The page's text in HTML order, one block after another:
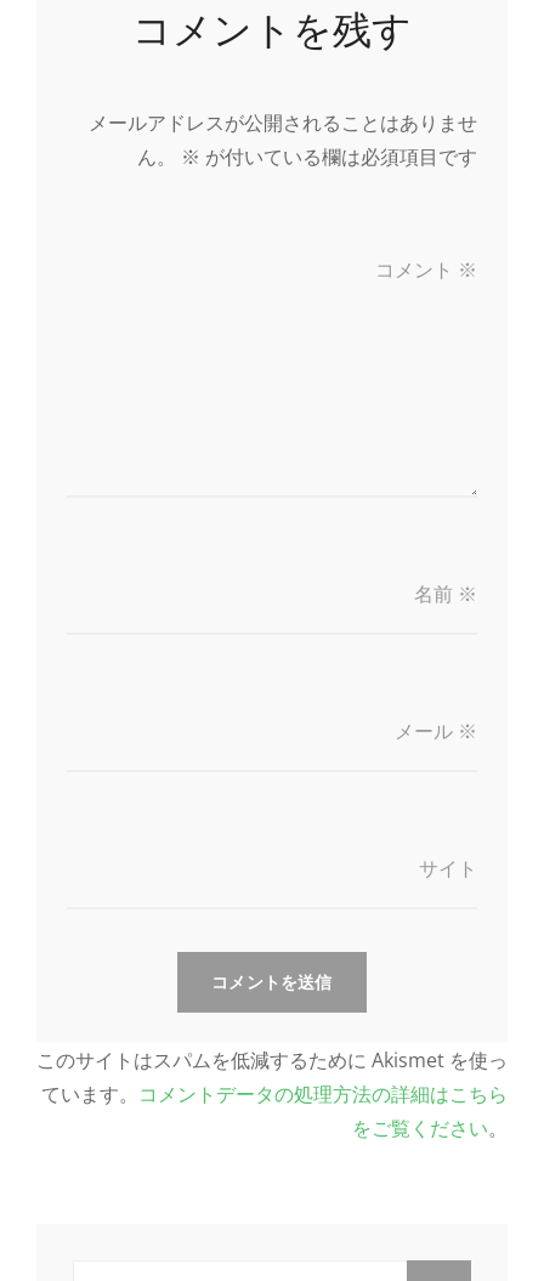
コメントを残す
メールアドレスが公開されることはありませ
ん。
※ が付いている欄は必須項目です
コメント ※
名前 ※
メール ※
サイト
このサイトはスパムを低減するために Akismet を使っ
ています。 コメントデータの処理方法の詳細はこちら
をご覧ください。